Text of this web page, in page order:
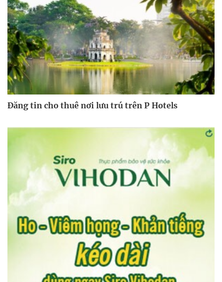
Đăng tin cho thuê nơi lưu trú trên P Hotels